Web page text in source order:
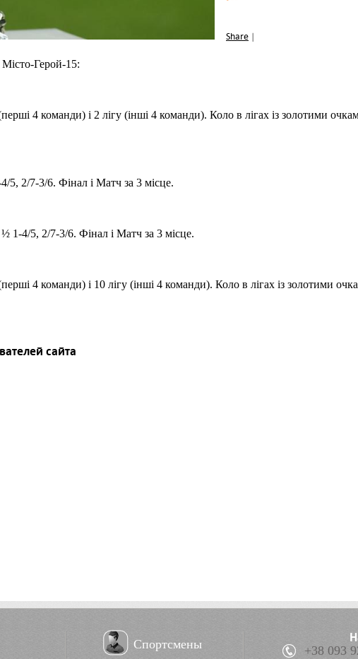
Share |
Герой-15:
4 команди) і 2 лігу (інші 4 команди). Коло в лігах із золотими
2/7-3/6. Фінал і Матч за 3 місце.
1-4/5, 2/7-3/6. Фінал і Матч за 3 місце.
4 команди) і 10 лігу (інші 4 команди). Коло в лігах із золотими
сайта
Спортсмены
+38 093